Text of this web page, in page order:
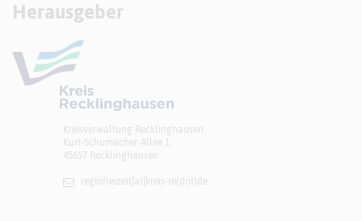
Herausgeber
Kreisverwaltung Recklinghausen
Kurt-Schumacher-Allee 1
45657 Recklinghausen
regiofreizeit[at]​kreis-re(dot)de